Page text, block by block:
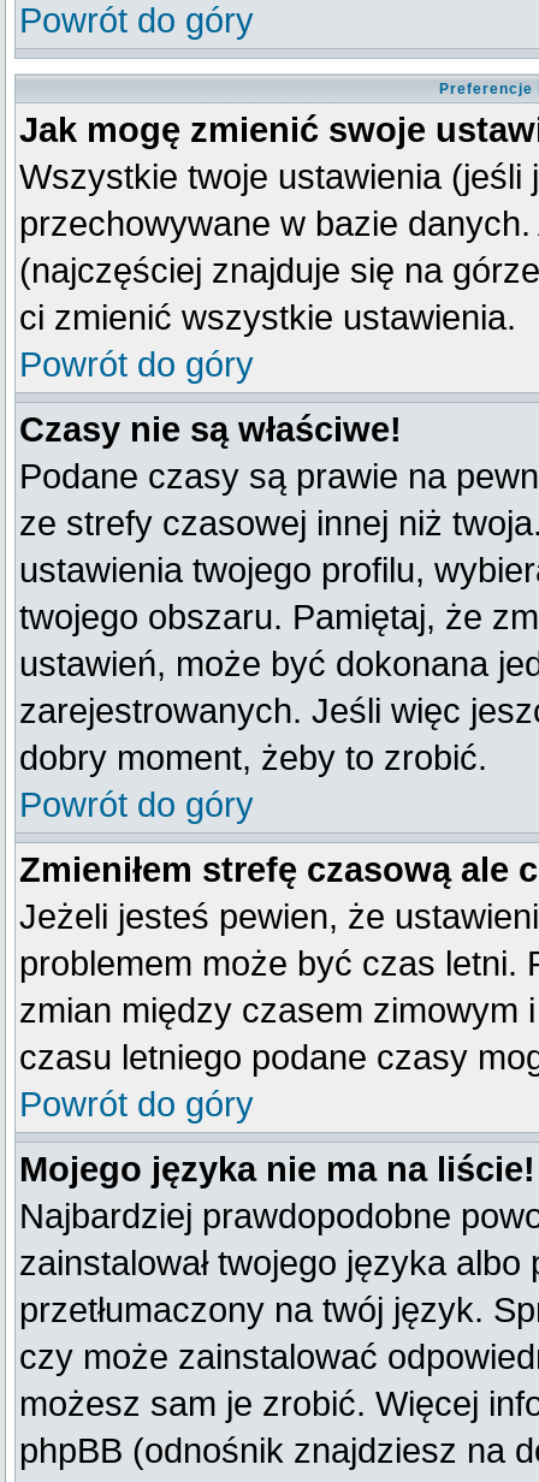
Powrót do góry
Preferencje
Jak mogę zmienić swoje
Wszystkie twoje ustawienia
przechowywane w bazie
(najczęściej znajduje się na
ci zmienić wszystkie ustawienia.
Powrót do góry
Czasy nie są właściwe!
Podane czasy są prawie na
ze strefy czasowej innej niż
ustawienia twojego profilu,
twojego obszaru. Pamiętaj, że
ustawień, może być dokonana
zarejestrowanych. Jeśli więc
dobry moment, żeby to zrobić.
Powrót do góry
Zmieniłem strefę czasową ale
Jeżeli jesteś pewien, że
problemem może być czas letni.
zmian między czasem zimowym
czasu letniego podane czasy
Powrót do góry
Mojego języka nie ma na liście!
Najbardziej prawdopodobne
zainstalował twojego języka
przetłumaczony na twój język.
czy może zainstalować
możesz sam je zrobić. Więcej
phpBB (odnośnik znajdziesz na